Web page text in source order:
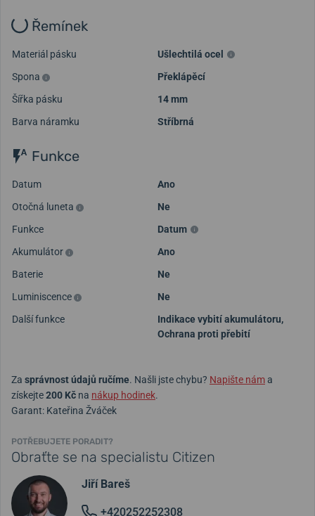
Řemínek
Materiál pásku
Ušlechtilá ocel
Spona
Překlápěcí
Šířka pásku
14 mm
Barva náramku
Stříbrná
Funkce
Datum
Ano
Otočná luneta
Ne
Funkce
Datum
Akumulátor
Ano
Baterie
Ne
Luminiscence
Ne
Další funkce
Indikace vybití akumulátoru,
Ochrana proti přebití
Za správnost údajů ručíme. Našli jste chybu? Napište náma
získejte200 Kč na nákup hodinek.
Garant: Kateřina Žváček
POTŘEBUJETE PORADIT?
Obraťte se na specialistu Citizen
Jiří Bareš
+420252252308